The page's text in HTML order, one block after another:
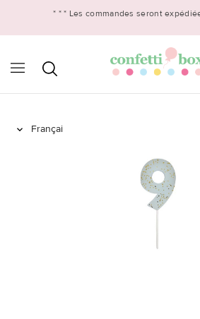
* * * Les commandes seront
